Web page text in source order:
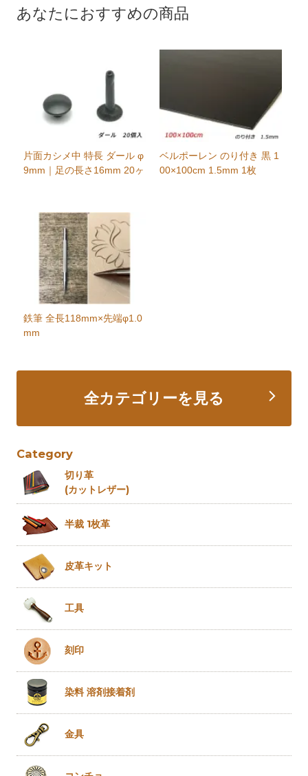
あなたにおすすめの商品
片面カシメ中 特長 ダール φ
9mm｜足の長さ16mm 20ヶ
ベルポーレン のり付き 黒 1
00×100cm 1.5mm 1枚
鉄筆 全長118mm×先端φ1.0
mm
全カテゴリーを見る
Category
切り革
(カットレザー)
半裁 1枚革
皮革キット
工具
刻印
染料 溶剤接着剤
金具